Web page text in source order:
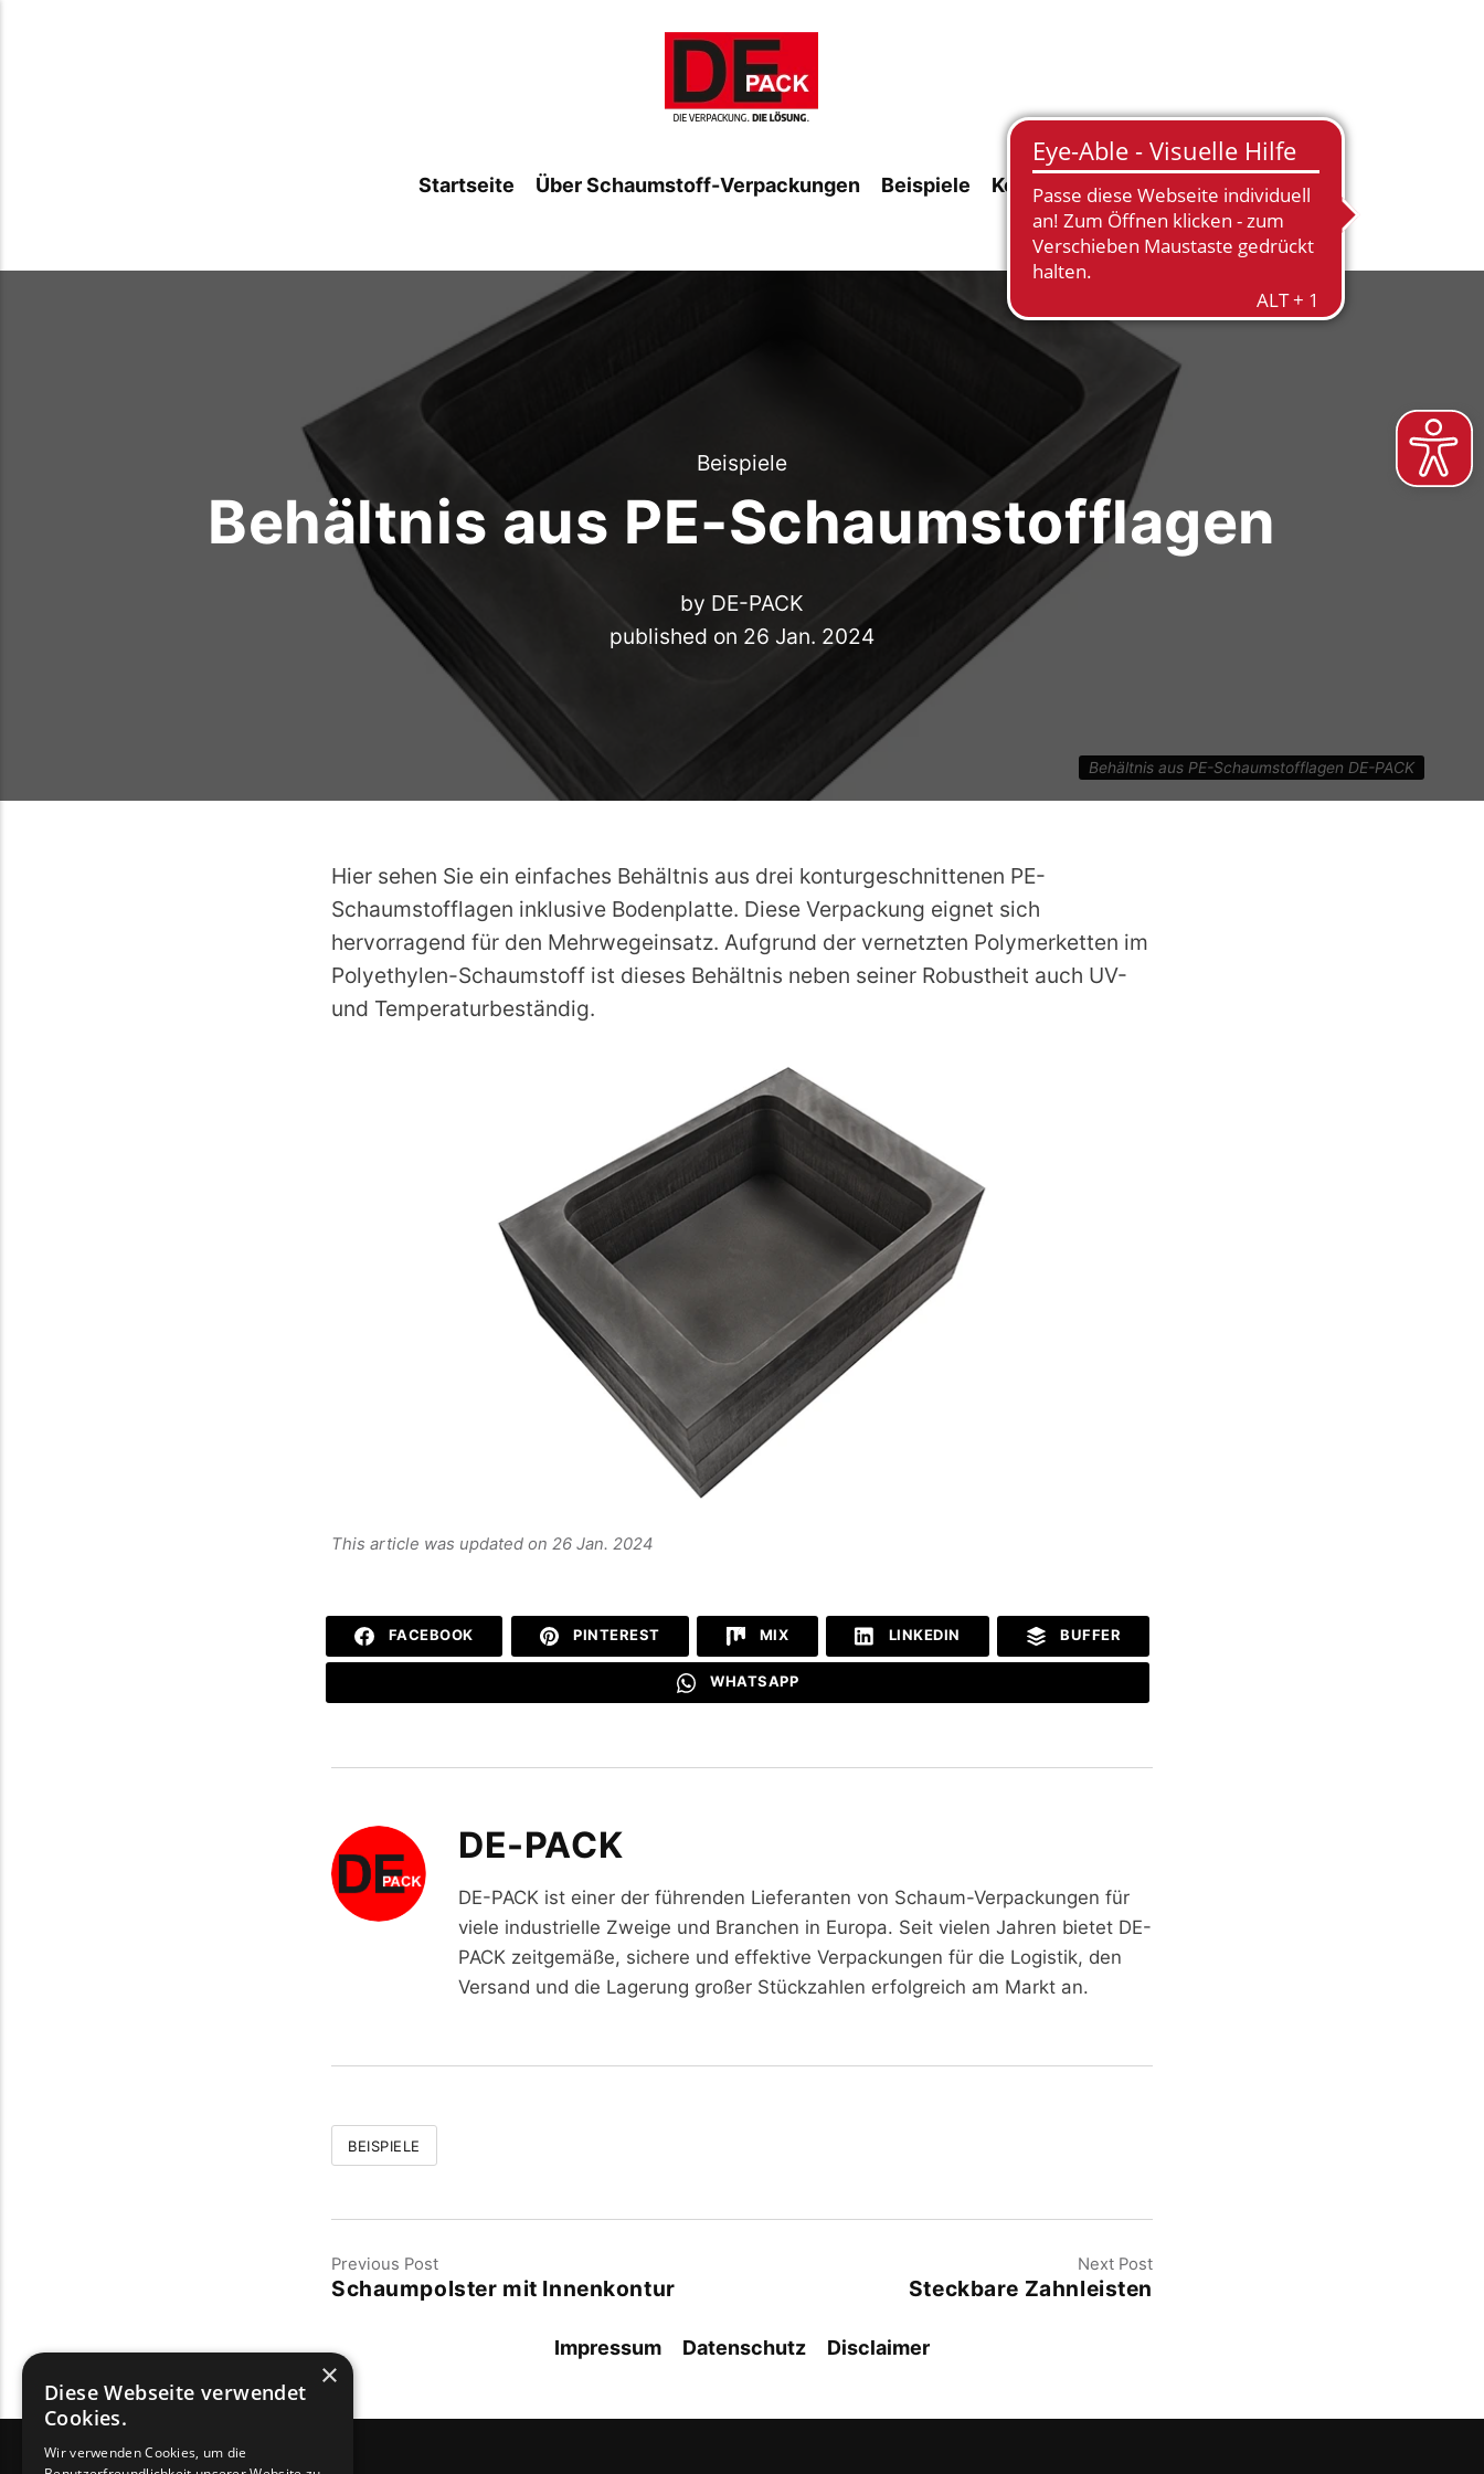
Startseite Über Schaumstoff-Verpackungen Beispiele Kontakt
Beispiele
Behältnis aus PE-Schaumstofflagen
by DE-PACK
published on 26 Jan. 2024
Behältnis aus PE-Schaumstofflagen DE-PACK
Hier sehen Sie ein einfaches Behältnis aus drei konturgeschnittenen PE-
Schaumstofflagen inklusive Bodenplatte. Diese Verpackung eignet sich
hervorragend für den Mehrwegeinsatz. Aufgrund der vernetzten Polymerketten im
Polyethylen-Schaumstoff ist dieses Behältnis neben seiner Robustheit auch UV-
und Temperaturbeständig.
This article was updated on 26 Jan. 2024
FACEBOOK PINTEREST MIX LINKEDIN BUFFER
WHATSAPP
DE-PACK
DE-PACK ist einer der führenden Lieferanten von Schaum-Verpackungen für
viele industrielle Zweige und Branchen in Europa. Seit vielen Jahren bietet DE-
PACK zeitgemäße, sichere und effektive Verpackungen für die Logistik, den
Versand und die Lagerung großer Stückzahlen erfolgreich am Markt an.
BEISPIELE
Previous Post
Schaumpolster mit Innenkontur
Next Post
Steckbare Zahnleisten
Impressum Datenschutz Disclaimer
×
Diese Webseite verwendet
Cookies.
Wir verwenden Cookies, um die